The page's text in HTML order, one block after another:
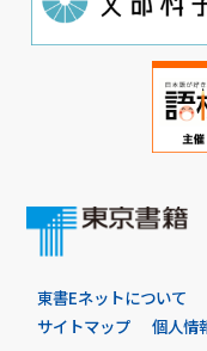
東書Eネットについて
サイトマップ
個人情